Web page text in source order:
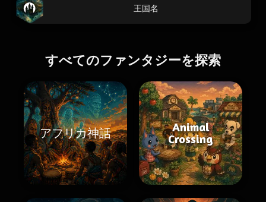
王国名
すべてのファンタジーを探索
アフリカ神話
Animal
Crossing